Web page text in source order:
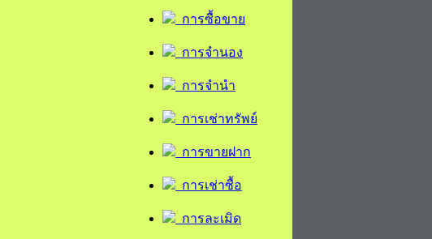
การซื้อขาย
การจำนอง
การจำนำ
การเช่าทรัพย์
การขายฝาก
การเช่าซื้อ
การละเมิด